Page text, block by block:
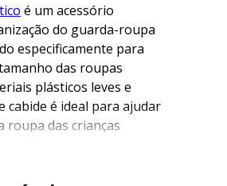
é um acessório
do guarda-roupa
especificamente para
das roupas
plásticos leves e
cabide é ideal para ajudar
roupa das crianças
disponíveis em